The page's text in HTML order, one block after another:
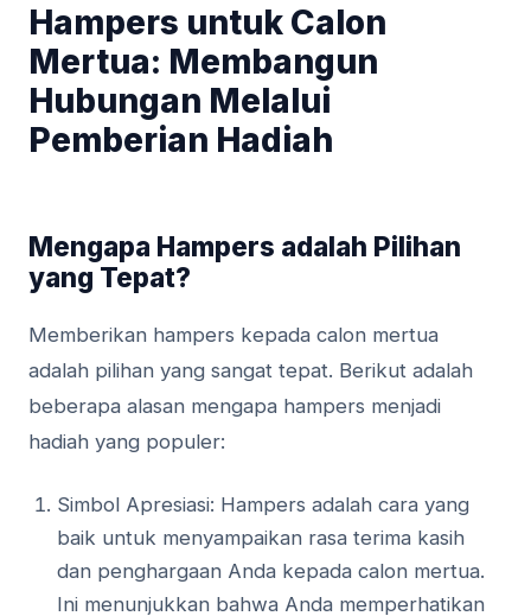
Hampers untuk Calon
Mertua: Membangun
Hubungan Melalui
Pemberian Hadiah
Mengapa Hampers adalah Pilihan
yang Tepat?
Memberikan hampers kepada calon mertua
adalah pilihan yang sangat tepat. Berikut adalah
beberapa alasan mengapa hampers menjadi
hadiah yang populer:
Simbol Apresiasi: Hampers adalah cara yang
baik untuk menyampaikan rasa terima kasih
dan penghargaan Anda kepada calon mertua.
Ini menunjukkan bahwa Anda memperhatikan